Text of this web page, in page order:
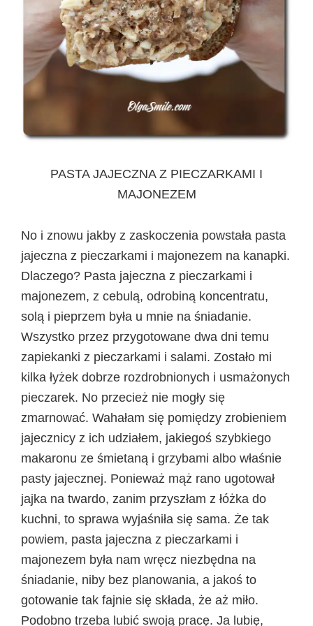
PASTA JAJECZNA Z PIECZARKAMI I
MAJONEZEM
No i znowu jakby z zaskoczenia powstała pasta
jajeczna z pieczarkami i majonezem na kanapki.
Dlaczego? Pasta jajeczna z pieczarkami i
majonezem, z cebulą, odrobiną koncentratu,
solą i pieprzem była u mnie na śniadanie.
Wszystko przez przygotowane dwa dni temu
zapiekanki z pieczarkami i salami. Zostało mi
kilka łyżek dobrze rozdrobnionych i usmażonych
pieczarek. No przecież nie mogły się
zmarnować. Wahałam się pomiędzy zrobieniem
jajecznicy z ich udziałem, jakiegoś szybkiego
makaronu ze śmietaną i grzybami albo właśnie
pasty jajecznej. Ponieważ mąż rano ugotował
jajka na twardo, zanim przyszłam z łóżka do
kuchni, to sprawa wyjaśniła się sama. Że tak
powiem, pasta jajeczna z pieczarkami i
majonezem była nam wręcz niezbędna na
śniadanie, niby bez planowania, a jakoś to
gotowanie tak fajnie się składa, że aż miło.
Podobno trzeba lubić swoją pracę. Ja lubię,